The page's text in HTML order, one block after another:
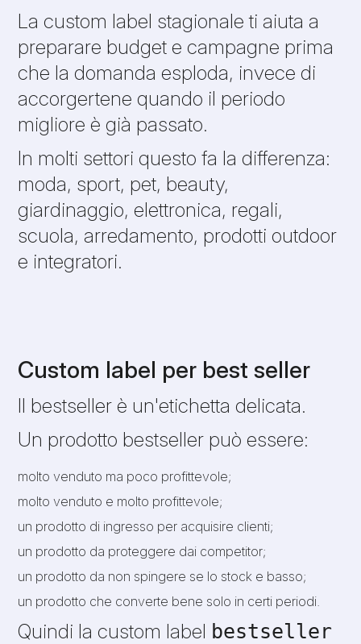
La custom label stagionale ti aiuta a
preparare budget e campagne prima
che la domanda esploda, invece di
accorgertene quando il periodo
migliore è già passato.
In molti settori questo fa la differenza:
moda, sport, pet, beauty,
giardinaggio, elettronica, regali,
scuola, arredamento, prodotti outdoor
e integratori.
Custom label per best seller
Il bestseller è un'etichetta delicata.
Un prodotto bestseller può essere:
molto venduto ma poco profittevole;
molto venduto e molto profittevole;
un prodotto di ingresso per acquisire clienti;
un prodotto da proteggere dai competitor;
un prodotto da non spingere se lo stock e basso;
un prodotto che converte bene solo in certi periodi.
Quindi la custom label bestseller